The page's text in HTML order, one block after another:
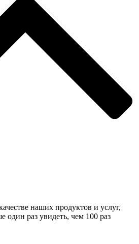
наших продуктов и услуг,
один раз увидеть, чем 100 раз